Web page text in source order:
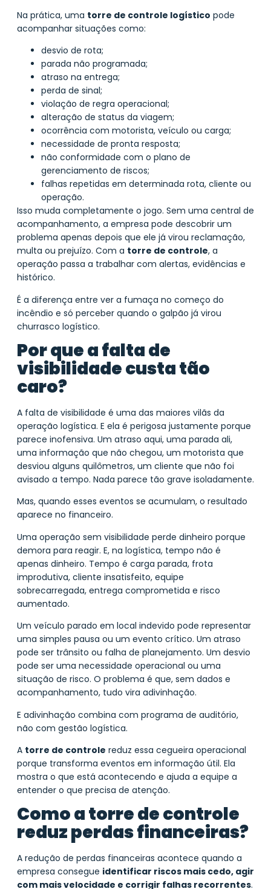
Na prática, uma torre de controle logístico pode
acompanhar situações como:
desvio de rota;
parada não programada;
atraso na entrega;
perda de sinal;
violação de regra operacional;
alteração de status da viagem;
ocorrência com motorista, veículo ou carga;
necessidade de pronta resposta;
não conformidade com o plano de
gerenciamento de riscos;
falhas repetidas em determinada rota, cliente ou
operação.
Isso muda completamente o jogo. Sem uma central de
acompanhamento, a empresa pode descobrir um
problema apenas depois que ele já virou reclamação,
multa ou prejuízo. Com a torre de controle, a
operação passa a trabalhar com alertas, evidências e
histórico.
É a diferença entre ver a fumaça no começo do
incêndio e só perceber quando o galpão já virou
churrasco logístico.
Por que a falta de
visibilidade custa tão
caro?
A falta de visibilidade é uma das maiores vilãs da
operação logística. E ela é perigosa justamente porque
parece inofensiva. Um atraso aqui, uma parada ali,
uma informação que não chegou, um motorista que
desviou alguns quilômetros, um cliente que não foi
avisado a tempo. Nada parece tão grave isoladamente.
Mas, quando esses eventos se acumulam, o resultado
aparece no financeiro.
Uma operação sem visibilidade perde dinheiro porque
demora para reagir. E, na logística, tempo não é
apenas dinheiro. Tempo é carga parada, frota
improdutiva, cliente insatisfeito, equipe
sobrecarregada, entrega comprometida e risco
aumentado.
Um veículo parado em local indevido pode representar
uma simples pausa ou um evento crítico. Um atraso
pode ser trânsito ou falha de planejamento. Um desvio
pode ser uma necessidade operacional ou uma
situação de risco. O problema é que, sem dados e
acompanhamento, tudo vira adivinhação.
E adivinhação combina com programa de auditório,
não com gestão logística.
A torre de controle reduz essa cegueira operacional
porque transforma eventos em informação útil. Ela
mostra o que está acontecendo e ajuda a equipe a
entender o que precisa de atenção.
Como a torre de controle
reduz perdas financeiras?
A redução de perdas financeiras acontece quando a
empresa consegue identificar riscos mais cedo, agir
com mais velocidade e corrigir falhas recorrentes.